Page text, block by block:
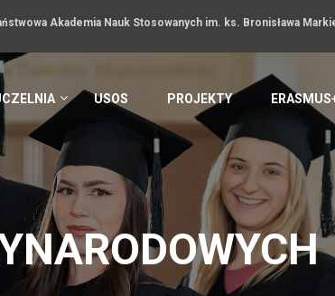
Akademia Nauk Stosowanych im. ks. Bronisława
USOS PROJEKTY